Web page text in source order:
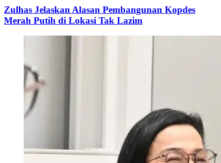
Zulhas Jelaskan Alasan Pembangunan Kopdes
Merah Putih di Lokasi Tak Lazim